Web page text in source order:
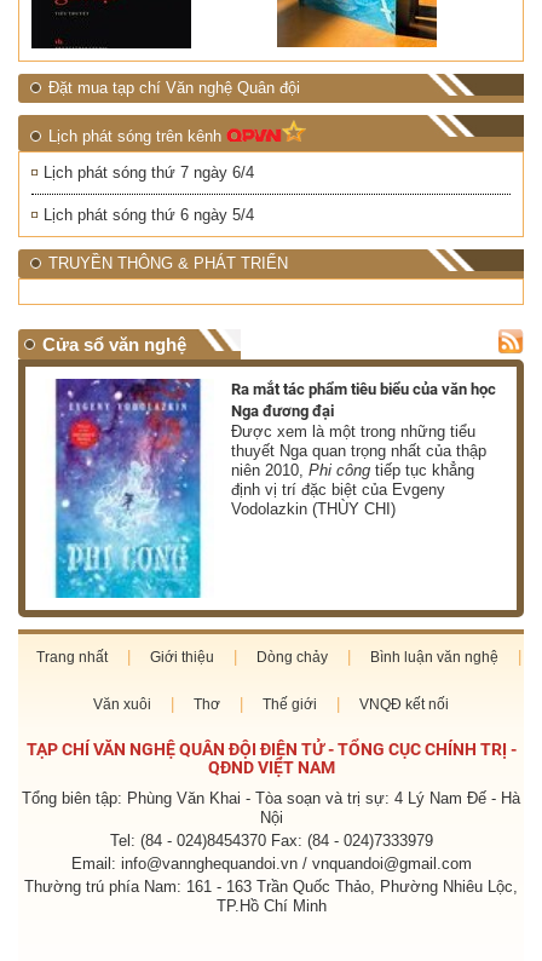
Đặt mua tạp chí Văn nghệ Quân đội
Lịch phát sóng trên kênh
Lịch phát sóng thứ 7 ngày 6/4
Lịch phát sóng thứ 6 ngày 5/4
TRUYỀN THÔNG & PHÁT TRIỂN
Cửa sổ văn nghệ
Ra mắt tác phẩm tiêu biểu của văn học
Nga đương đại
Được xem là một trong những tiểu
thuyết Nga quan trọng nhất của thập
niên 2010,Phi công tiếp tục khẳng
định vị trí đặc biệt của Evgeny
Vodolazkin (THÙY CHI)
Trang nhất Giới thiệu Dòng chảy Bình luận văn nghệ
Văn xuôi Thơ Thế giới VNQĐ kết nối
TẠP CHÍ VĂN NGHỆ QUÂN ĐỘI ĐIỆN TỬ - TỔNG CỤC CHÍNH TRỊ -
QĐND VIỆT NAM
Tổng biên tập: Phùng Văn Khai - Tòa soạn và trị sự: 4 Lý Nam Đế - Hà
Nội
Tel: (84 - 024)8454370 Fax: (84 - 024)7333979
Email: info@vannghequandoi.vn / vnquandoi@gmail.com
Thường trú phía Nam: 161 - 163 Trần Quốc Thảo, Phường Nhiêu Lộc,
TP.Hồ Chí Minh